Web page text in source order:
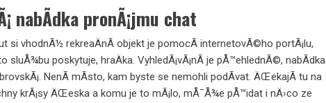
nabÃ­dka pronÃ¡jmu chat
si vhodnÃ½ rekreaÄnÃ­ objekt je pomocÃ­ internetovÃ©ho portÃ¡lu,
sluÅ¾bu poskytuje, hraÄka. VyhledÃ¡vÃ¡nÃ­ je pÅ™ehlednÃ©, nabÃ­dka
NenÃ­ mÃ­sto, kam byste se nemohli podÃ­vat. ÄŒekajÃ­ tu na
krÃ¡sy ÄŒeska a komu je to mÃ¡lo, mÅ¯Å¾e pÅ™idat i nÄ›co ze